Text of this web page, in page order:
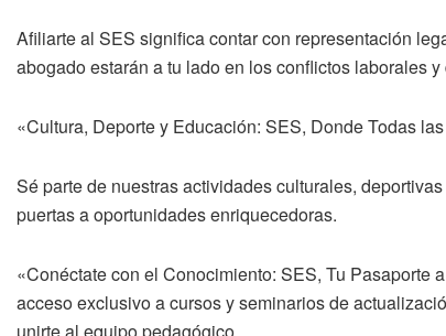
Afiliarte al SES significa contar con representación
abogado estarán a tu lado en los conflictos laborales
«Cultura, Deporte y Educación: SES, Donde Todas
Sé parte de nuestras actividades culturales,
puertas a oportunidades enriquecedoras.
«Conéctate con el Conocimiento: SES, Tu
acceso exclusivo a cursos y seminarios de